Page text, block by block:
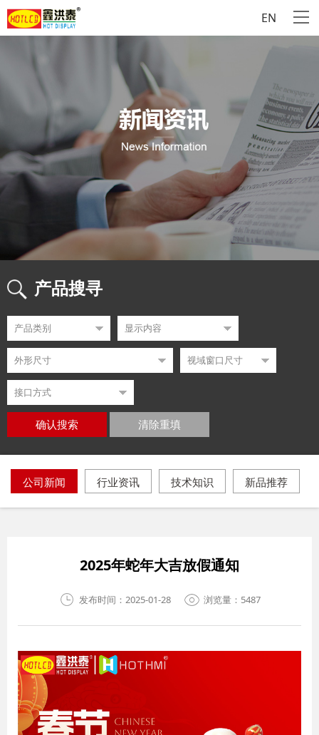
EN
产品搜寻
确认搜索 清除重填
公司新闻 行业资讯 技术知识 新品推荐
2025年蛇年大吉放假通知
发布时间：2025-01-28 浏览量：5487